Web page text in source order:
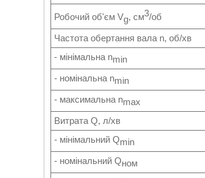
Робочий об'єм Vg, см3/об
Частота обертання вала n, об/хв
- мінімальна nmin
- номінальна nmin
- максимальна nmax
Витрата Q, л/хв
- мінімальний Qmin
- номінальний Qном